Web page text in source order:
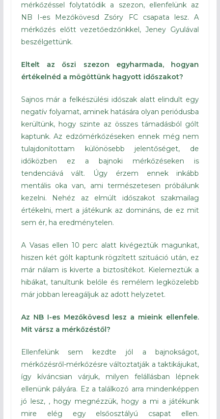
mérkőzéssel folytatódik a szezon, ellenfelünk az
NB I-es Mezőkövesd Zsóry FC csapata lesz. A
mérkőzés előtt vezetőedzőnkkel, Jeney Gyulával
beszélgettünk.
Eltelt az őszi szezon egyharmada, hogyan
értékelnéd a mögöttünk hagyott időszakot?
Sajnos már a felkészülési időszak alatt elindult egy
negatív folyamat, aminek hatására olyan periódusba
kerültünk, hogy szinte az összes támadásból gólt
kaptunk. Az edzőmérkőzéseken ennek még nem
tulajdonítottam különösebb jelentőséget, de
időközben ez a bajnoki mérkőzéseken is
tendenciává vált. Úgy érzem ennek inkább
mentális oka van, ami természetesen próbálunk
kezelni. Nehéz az elmúlt időszakot szakmailag
értékelni, mert a játékunk az domináns, de ez mit
sem ér, ha eredménytelen.
A Vasas ellen 10 perc alatt kivégeztük magunkat,
hiszen két gólt kaptunk rögzített szituáció után, ez
már nálam is kiverte a biztosítékot. Kielemeztük a
hibákat, tanultunk belőle és remélem legközelebb
már jobban lereagáljuk az adott helyzetet.
Az NB I-es Mezőkövesd lesz a mieink ellenfele.
Mit vársz a mérkőzéstől?
Ellenfelünk sem kezdte jól a bajnokságot,
mérkőzésről-mérkőzésre változtatják a taktikájukat,
így kíváncsian várjuk, milyen felállásban lépnek
ellenünk pályára. Ez a találkozó arra mindenképpen
jó lesz, , hogy megnézzük, hogy a mi a játékunk
mire elég egy elsőosztályú csapat ellen.